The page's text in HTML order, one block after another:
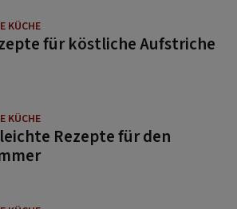
KÜCHE
für köstliche Aufstriche
KÜCHE
Rezepte für den